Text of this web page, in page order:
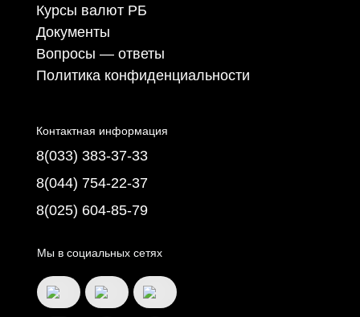
Курсы валют РБ
Документы
Вопросы — ответы
Политика конфиденциальности
Контактная информация
8(033) 383-37-33
8(044) 754-22-37
8(025) 604-85-79
Мы в социальных сетях